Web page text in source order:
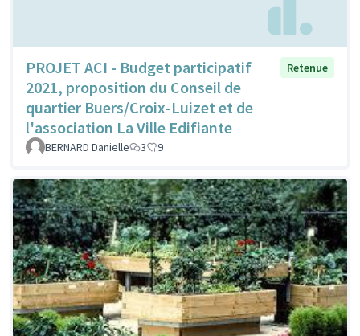
PROJET ACI - Budget participatif
2021, proposition du Conseil de
quartier Buers/Croix-Luizet et de
l'association La Ville Edifiante
Retenue
BERNARD Danielle 3 9